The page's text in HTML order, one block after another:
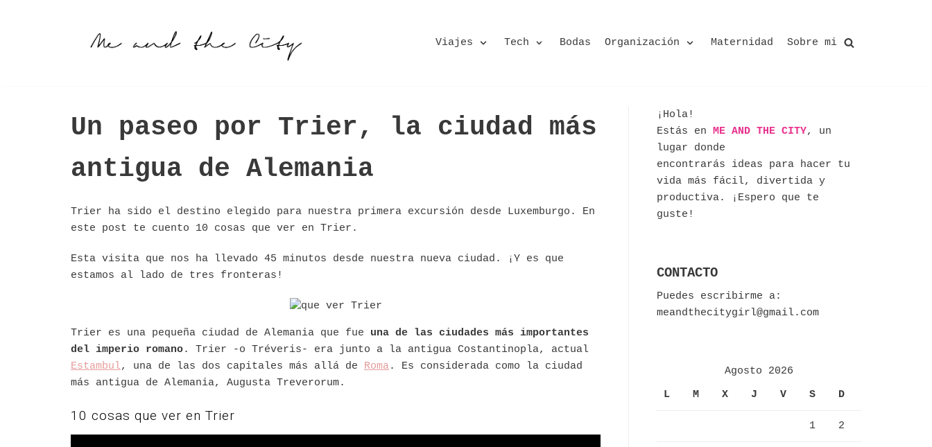
Viajes Tech Bodas Organización Maternidad Sobre mi
Un paseo por Trier, la ciudad más
antigua de Alemania
Trier ha sido el destino elegido para nuestra primera excursión desde Luxemburgo. En
este post te cuento 10 cosas que ver en Trier.
Esta visita que nos ha llevado 45 minutos desde nuestra nueva ciudad. ¡Y es que
estamos al lado de tres fronteras!
Trier es una pequeña ciudad de Alemania que fue una de las ciudades más importantes
del imperio romano. Trier -o Tréveris- era junto a la antigua Costantinopla, actual
Estambul, una de las dos capitales más allá de Roma. Es considerada como la ciudad
más antigua de Alemania, Augusta Treverorum.
10 cosas que ver en Trier
¡Hola!
Estás en ME AND THE CITY, un
lugar donde
encontrarás ideas para hacer tu
vida más fácil, divertida y
productiva. ¡Espero que te
guste!
CONTACTO
Puedes escribirme a:
meandthecitygirl@gmail.com
Agosto 2026
L
M X J V S D
1 2